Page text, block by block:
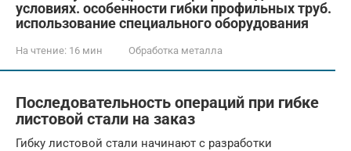
условиях. особенности гибки профильных труб.
использование специального оборудования
На чтение: 16 мин Обработка металла
Последовательность операций при гибке
листовой стали на заказ
Гибку листовой стали начинают с разработки